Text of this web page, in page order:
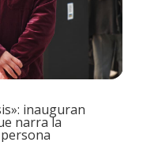
inauguran
narra la